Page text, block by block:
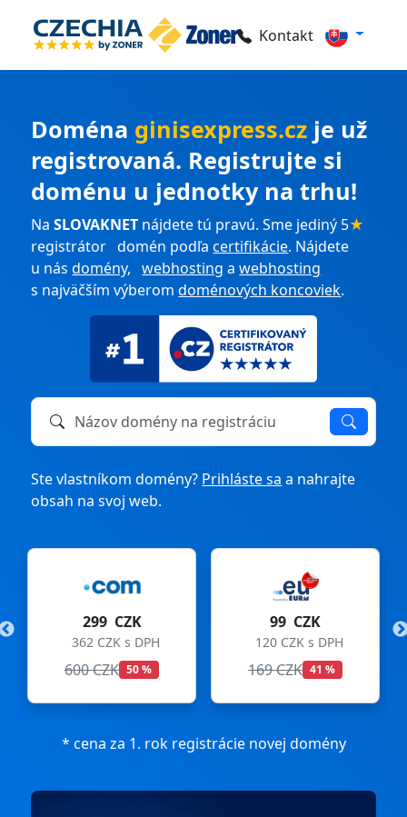
Kontakt
Doména ginisexpress.cz je už
registrovaná. Registrujte si
doménu u jednotky na trhu!
NaSLOVAKNET nájdete tú pravú. Sme jediný 5★
registrátor domén podľacertifikácie. Nájdete
u násdomény,webhosting awebhosting
s najväčším výberomdoménových koncoviek.
Názov domény na registráciu alebo prevod
Ste vlastníkom domény? Prihláste sa a nahrajte
obsah na svoj web.
299 CZK
362 CZK s DPH
600 CZK 50 %
99 CZK
120 CZK s DPH
169 CZK 41 %
* cena za 1. rok registrácie novej domény